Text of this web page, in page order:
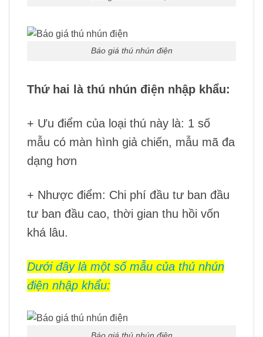
Báo giá thú nhún điện
Thứ hai là thú nhún điện nhập khẩu:
+ Ưu điểm của loại thú này là: 1 số
mẫu có màn hình giả chiến, mẫu mã đa
dạng hơn
+ Nhược điểm: Chi phí đầu tư ban đầu
tư ban đầu cao, thời gian thu hồi vốn
khá lâu.
Dưới đây là một số mẫu của thú nhún
điện nhập khẩu: